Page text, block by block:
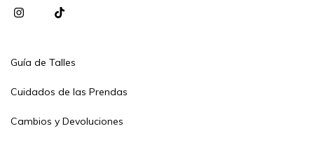
Guía de Talles
Cuidados de las Prendas
Cambios y Devoluciones